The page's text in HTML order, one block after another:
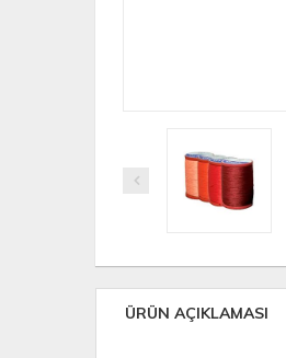
ÜRÜN AÇIKLAMASI